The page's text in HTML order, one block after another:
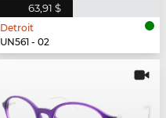
63,91 $
Detroit
UN561 - 02